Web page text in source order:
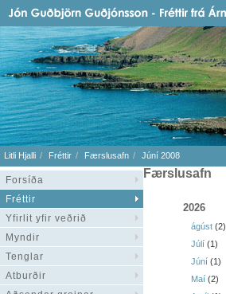
Litli Hjalli Fréttir Færslusafn Júní 2008
Forsíða
Fréttir
Yfirlit yfir veðrið
Myndir
Tenglar
Atburðir
Færslusafn
2026
ágúst (2)
Júlí (1)
Júní (1)
Maí (2)